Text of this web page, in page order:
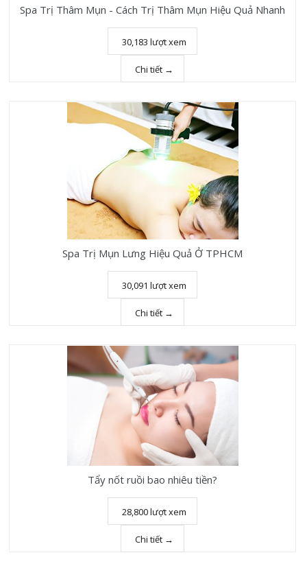
Spa Trị Thâm Mụn - Cách Trị Thâm Mụn Hiệu Quả Nhanh
30,183 lượt xem
Chi tiết →
Spa Trị Mụn Lưng Hiệu Quả Ở TPHCM
30,091 lượt xem
Chi tiết →
Tẩy nốt ruồi bao nhiêu tiền?
28,800 lượt xem
Chi tiết →